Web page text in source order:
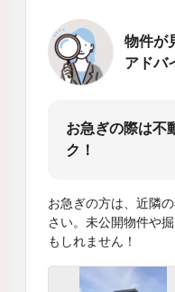
物件が
アドバ
お急ぎの際は不
ク！
お急ぎの方は、近隣
さい。未公開物件や
もしれません！